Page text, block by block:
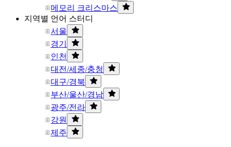
메모리 크리스마스
지역별 언어 스터디
서울
경기
인천
대전/세종/충청
대구/경북
부산/울산/경남
광주/전라
강원
제주